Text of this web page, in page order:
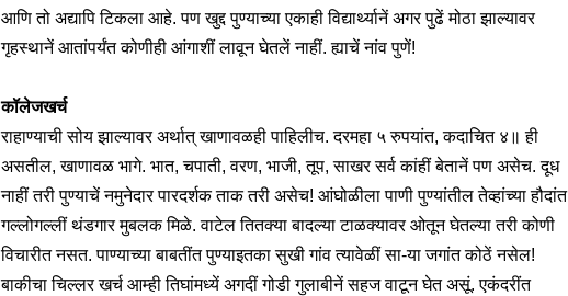
आणि तो अद्यापि टिकला आहे. पण खुद्द पुण्याच्या एकाही विद्यार्थ्यानें अगर पुढें मोठा झाल्यावर
गृहस्थानें आतांपर्यंत कोणीही आंगाशीं लावून घेतलें नाहीं. ह्याचें नांव पुणें!
कॉलेजखर्च
राहाण्याची सोय झाल्यावर अर्थात् खाणावळही पाहिलीच. दरमहा ५ रुपयांत, कदाचित ४॥ ही
असतील, खाणावळ भागे. भात, चपाती, वरण, भाजी, तूप, साखर सर्व कांहीं बेतानें पण असेच. दूध
नाहीं तरी पुण्याचें नमुनेदार पारदर्शक ताक तरी असेच! आंघोळीला पाणी पुण्यांतील तेव्हांच्या हौदांत
गल्लोगल्लीं थंडगार मुबलक मिळे. वाटेल तितक्या बादल्या टाळक्यावर ओतून घेतल्या तरी कोणी
विचारीत नसत. पाण्याच्या बाबतींत पुण्याइतका सुखी गांव त्यावेळीं सा-या जगांत कोठें नसेल!
बाकीचा चिल्लर खर्च आम्ही तिघांमध्यें अगदीं गोडी गुलाबीनें सहज वाटून घेत असूं. एकंदरींत